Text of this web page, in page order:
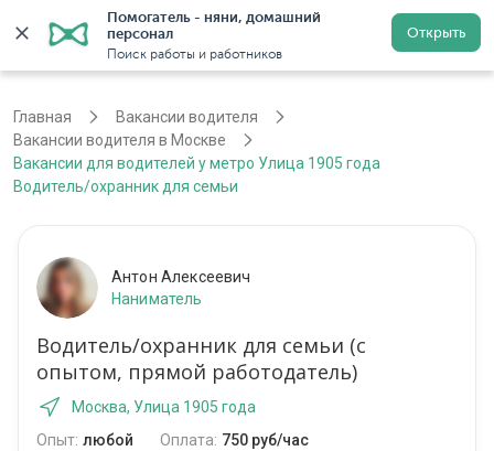
Помогатель - няни, домашний
персонал
Поиск работы и работников
Открыть
Регистрация
Главная
Вакансии водителя
Вакансии водителя в Москве
Вакансии для водителей у метро Улица 1905 года
Водитель/охранник для семьи
Антон Алексеевич
Наниматель
Водитель/охранник для семьи (с
опытом, прямой работодатель)
Москва, Улица 1905 года
Опыт: любой Оплата: 750 руб/час